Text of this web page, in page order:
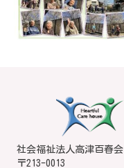
社会福祉法人高津百春会
〒213-0013